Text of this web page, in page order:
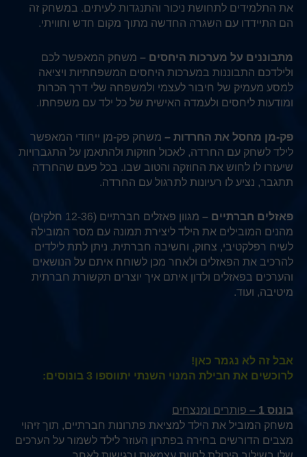
את התלמידים לתחושת ניכור והתנגדות לעיתים. במשחק זה
הם התיידדו עם השגרה החדשה מתוך מקום חדש וחוויתי.
מתבוננים על מערכות היחסים – משחק המאפשר לכם
ולילדכם התבוננות במערכות היחסים המשפחתיות ויציאה
למסע מעמיק של חיבור לעצמי ולמשפחה שלי דרך הכרות
ומודעות ליחסים ולעמדה האישית של כל ילד עם משפחתו.
פק-מן מחסל את החרדות – משחק פק-מן ייחודי המאפשר
לילד לשחק עם החרדה, לאכול חוזקות ולהתאמן על התגברויות
שיעזרו לו לחוש את החוזקה והטוב שבו. בכל פעם שהחרדה
תתגבר, נציע לו רעיונות לתרגול עם החרדה.
פאזלים חברתיים –
מגוון פאזלים חברתיים (12-36 חלקים)
מהנים המובילים את הילד ליצירת תמונה עם מסר המובילה
לשיח רפלקטיבי, צחוק, וחשיבה חברתית. ניתן לתת לילדים
להרכיב את הפאזלים ולאחר מכן לשוחח איתם על הנושאים
והערכים בפאזלים ולדון איתם איך יוצרים תקשורת חברתית
מיטיבה, ועוד.
אבל זה לא נגמר כאן!
לרוכשים את חבילת המנוי השנתי יתווספו 3 בונוסים:
בונוס 1 –
פותרים ומנצחים
משחק המוביל את הילד למציאת פתרונות חברתיים, תוך זיהוי
מצבים הדורשים בחירה בפתרון העוזר לילד לשמור על הערכים